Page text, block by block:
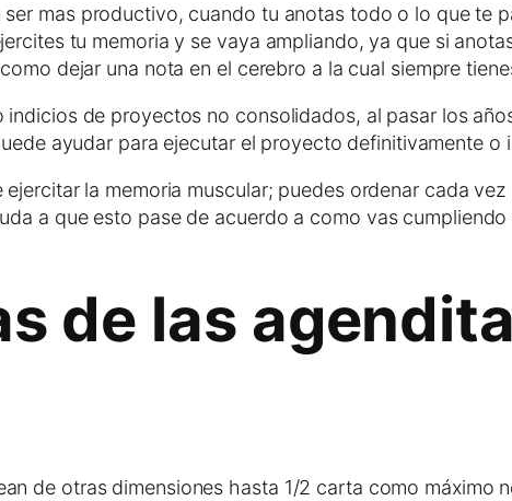
mas productivo, cuando tu anotas todo o lo que te
tu memoria y se vaya ampliando, ya que si
dejar una nota en el cerebro a la cual siempre
de proyectos no consolidados, al pasar los
ayudar para ejecutar el proyecto definitivamente
la memoria muscular; puedes ordenar cada
a que esto pase de acuerdo a como vas
de las
de otras dimensiones hasta 1/2 carta como máximo